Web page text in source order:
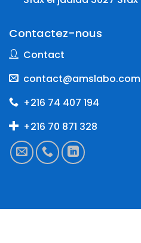
Contactez-nous
Contact
contact@amslabo.com
+216 74 407 194
+216 70 871 328